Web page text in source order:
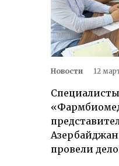
Новости 12
провели